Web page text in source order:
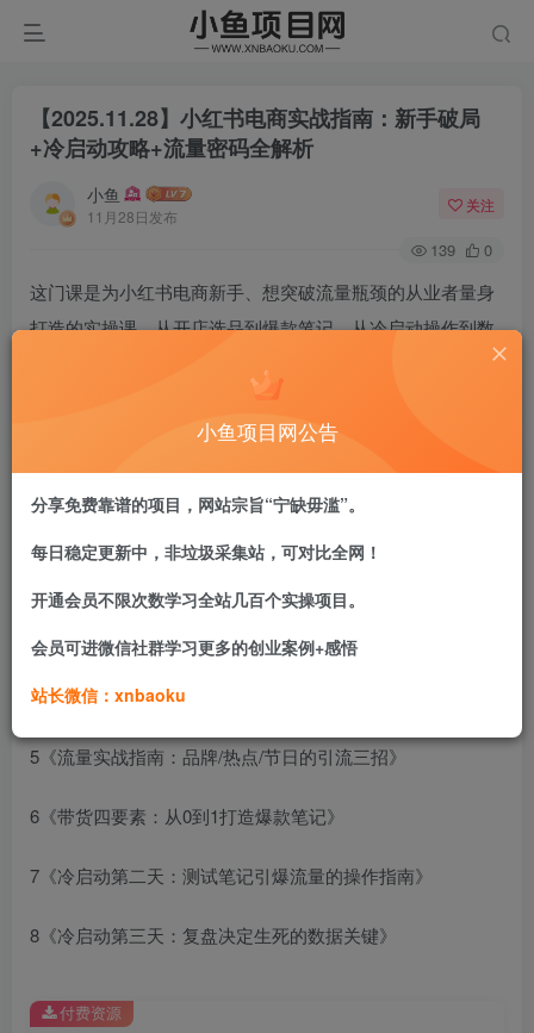
【2025.11.28】小红书电商实战指南：新手破局
+冷启动攻略+流量密码全解析
小鱼
11月28日发布
关注
139 0
这门课是为小红书电商新手、想突破流量瓶颈的从业者量身
打造的实操课。从开店选品到爆款笔记、从冷启动操作到数
速上手、避开变现陷阱，掌握从0到1的流量与转化逻辑。
1《新手实战指南：告别焦虑，30天赚到第一桶金》
3《账号三板斧：快速变现不踩坑的设置技巧》
4《避坑全攻略：从账号选择到快速出单的路径》
5《流量实战指南：品牌/热点/节日的引流三招》
6《带货四要素：从0到1打造爆款笔记》
7《冷启动第二天：测试笔记引爆流量的操作指南》
8《冷启动第三天：复盘决定生死的数据关键》
付费资源
小鱼项目网公告
分享免费靠谱的项目，网站宗旨“宁缺毋滥”。
每日稳定更新中，非垃圾采集站，可对比全网！
开通会员不限次数学习全站几百个实操项目。
会员可进微信社群学习更多的创业案例+感悟
站长微信：xnbaoku